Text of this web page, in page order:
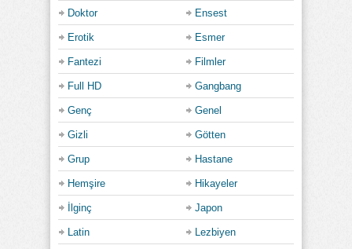
Doktor Ensest
Erotik Esmer
Fantezi Filmler
Full HD Gangbang
Genç Genel
Gizli Götten
Grup Hastane
Hemşire Hikayeler
İlginç Japon
Latin Lezbiyen